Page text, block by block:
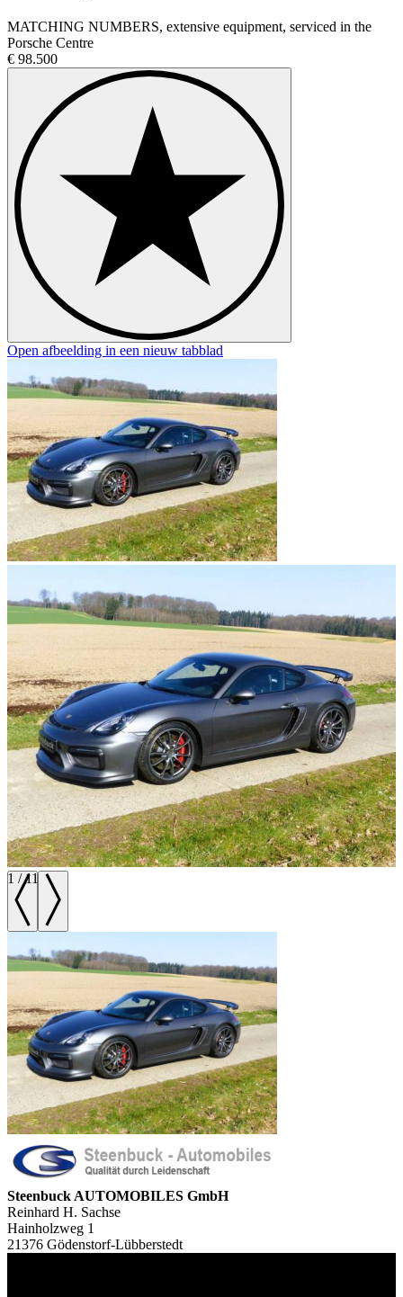
MATCHING NUMBERS, extensive equipment, serviced in the
Porsche Centre
€ 98.500
Open afbeelding in een nieuw tabblad
1 /11
Steenbuck AUTOMOBILES GmbH
Reinhard H. Sachse
Hainholzweg 1
21376 Gödenstorf-Lübberstedt